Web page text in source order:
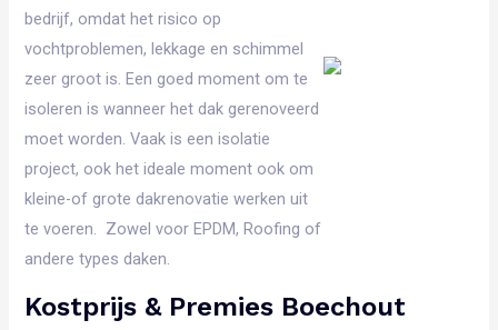
bedrijf, omdat het risico op
vochtproblemen, lekkage en schimmel
zeer groot is. Een goed moment om te
isoleren is wanneer het dak gerenoveerd
moet worden. Vaak is een isolatie
project, ook het ideale moment ook om
kleine-of grote dakrenovatie werken uit
te voeren. Zowel voor EPDM, Roofing of
andere types daken.
Kostprijs & Premies Boechout